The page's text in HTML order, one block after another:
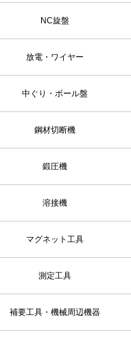
NC旋盤
放電・ワイヤー
中ぐり・ボール盤
鋼材切断機
鍛圧機
溶接機
マグネット工具
測定工具
補要工具・機械周辺機器